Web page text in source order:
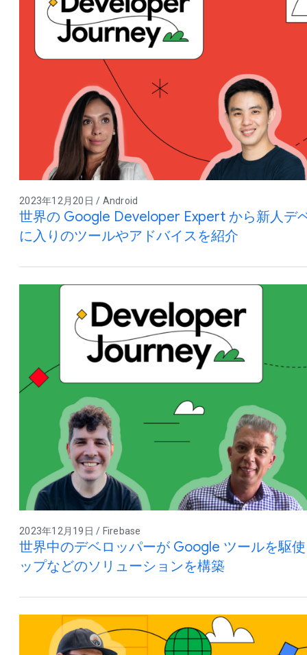
2023年12月20日 / Android
世界の Google Developer Expert から新人デ
に入りのツールやアドバイスを紹介
2023年12月19日 / Firebase
世界中のデベロッパーが Google ツールを駆
ップなどのソリューションを構築